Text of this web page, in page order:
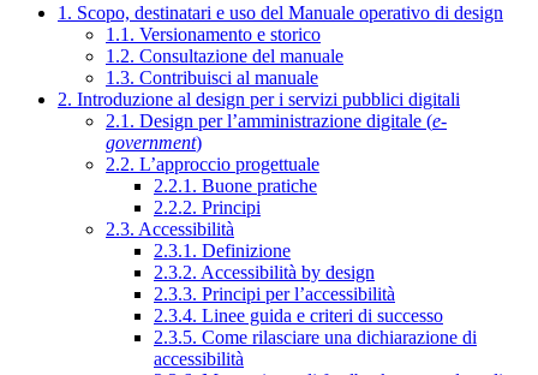
1. Scopo, destinatari e uso del Manuale operativo di design
1.1. Versionamento e storico
1.2. Consultazione del manuale
1.3. Contribuisci al manuale
2. Introduzione al design per i servizi pubblici digitali
2.1. Design per l’amministrazione digitale (e-
government)
2.2. L’approccio progettuale
2.2.1. Buone pratiche
2.2.2. Principi
2.3. Accessibilità
2.3.1. Definizione
2.3.2. Accessibilità by design
2.3.3. Principi per l’accessibilità
2.3.4. Linee guida e criteri di successo
2.3.5. Come rilasciare una dichiarazione di
accessibilità